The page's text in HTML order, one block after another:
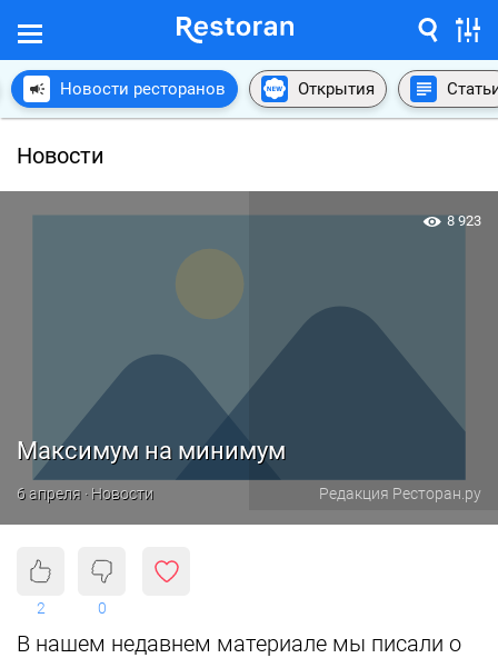
Новости ресторанов Открытия
Новости
Максимум на минимум
6 апреля · Новости Редакция Ресторан.ру
8 923
2 0
В нашем недавнем материале мы писали о